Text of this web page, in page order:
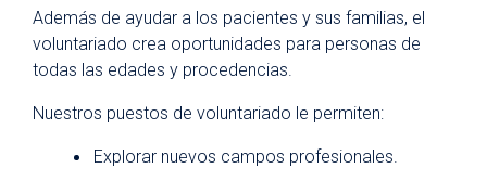
Además de ayudar a los pacientes y sus familias, el
voluntariado crea oportunidades para personas de
todas las edades y procedencias.
Nuestros puestos de voluntariado le permiten:
Explorar nuevos campos profesionales.